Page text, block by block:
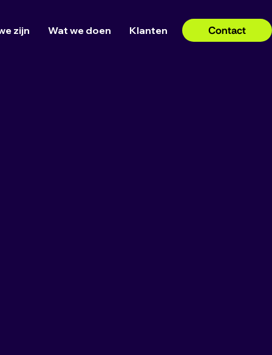
zijn Wat we doen Klanten Contact